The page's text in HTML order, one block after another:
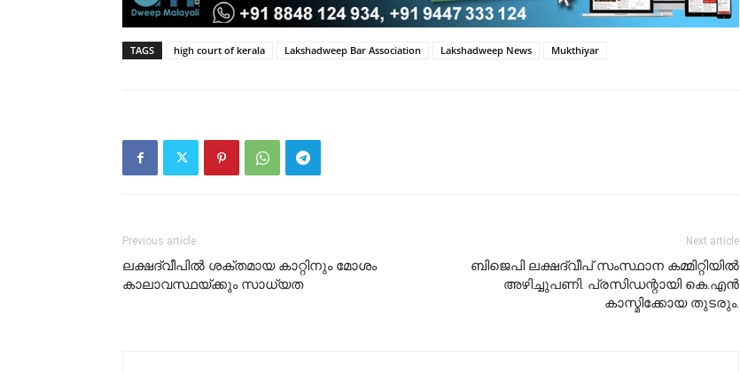
TAGS high court of kerala Lakshadweep Bar Association Lakshadweep News Mukthiyar
Previous article
ലക്ഷദ്വീപിൽ ശക്തമായ കാറ്റിനും മോശം
കാലാവസ്ഥയ്ക്കും സാധ്യത
Next article
ബിജെപി ലക്ഷദ്വീപ് സംസ്ഥാന കമ്മിറ്റിയിൽ
അഴിച്ചുപണി. പ്രസിഡന്റായി കെ.എൻ
കാസ്മിക്കോയ തുടരും.